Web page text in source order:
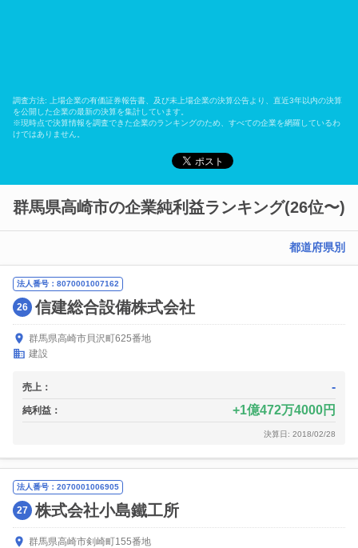
調査方法: 上場企業の有価証券報告書、及び未上場企業の決算公告より、直近3年以内の決算
を公開した企業の最新の決算を集計しています。
※現時点で決算情報を調査できた企業のランキングのため、すべての企業を網羅しているわ
けではありません。
群馬県高崎市の企業純利益ランキング(26位〜)
都道府県別
法人番号：8070001007162
26 信建総合設備株式会社
群馬県高崎市貝沢町625番地
建設
売上： -
純利益： 1億472万4000円
決算日: 2018/02/28
法人番号：2070001006905
27 株式会社小島鐵工所
群馬県高崎市剣崎町155番地